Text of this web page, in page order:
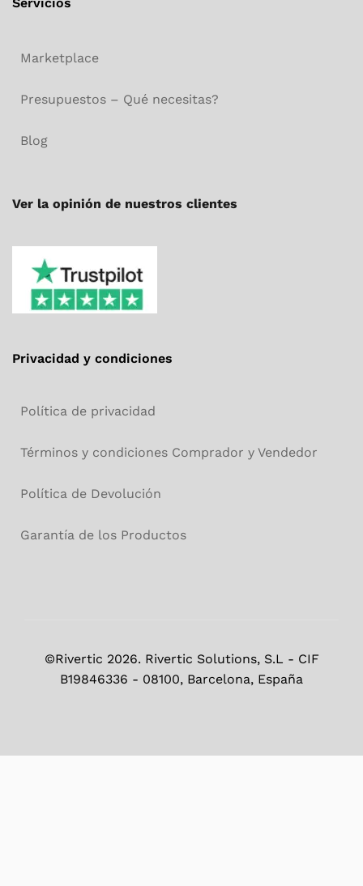
Marketplace
Presupuestos – Qué necesitas?
Blog
Ver la opinión de nuestros clientes
Privacidad y condiciones
Política de privacidad
Términos y condiciones Comprador y Vendedor
Política de Devolución
Garantía de los Productos
©Rivertic 2026. Rivertic Solutions, S.L - CIF
B19846336 - 08100, Barcelona, España